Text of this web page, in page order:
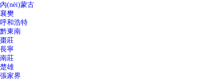
內(nèi)蒙古
襄樊
呼和浩特
黔東南
棗莊
長寧
南莊
楚雄
張家界